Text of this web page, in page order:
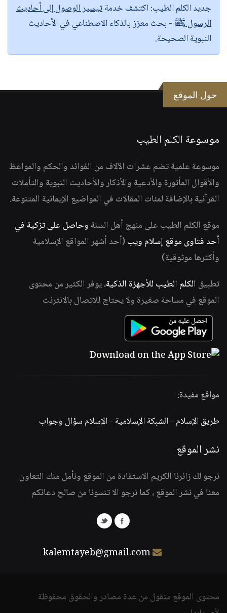
جديد الكلم الطيب:اكتشف خدمةتيسير الوصول إلى أحاديث
الرسول ﷺ - بحث معزز بالذكاء الاصطناعي في الأحاديث
النبوية الصحيحة.
حول الموقع
موسوعة الكلم الطيب
موسوعة علمية تضم عشرات الآلاف من الفوائد والحكم والمواعظ
والأقوال المأثورة والأدعية والأذكار والأحاديث النبوية والتأملات
القرآنية بالإضافة لمئات المقالات في المواضيع الإيمانية المتنوعة.
موقع الكلم الطيب على منهج أهل السنة وحاصل على تزكية في
أحد فتاوى موقع إسلام ويب (أحد أشهر المواقع الإسلامية
وأكثرها موثوقية)
تطبيق الكلم الطيب للأجهزة الذكية، يوفر الكثير من محتوى
الموقع في مساحة صغيرة ولا يحتاج للاتصال بالانترنت
مواقع مفيدة:
طريق الإسلام -الشبكة الإسلامية -الإسلام سؤال وجواب
نشر الموقع
نرجو لك زائرنا الكريم الاستفادة من الموقع ونأمل منك التعاون
معنا في نشر الموقع ، كما نرجو الا تنسونا من صالح دعائكم
kalemtayeb@gmail.com
محتوى الموقع منقول من عدة مصادر والحقوق محفوظة